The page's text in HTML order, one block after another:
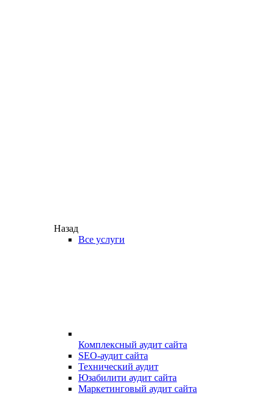
Назад
Все услуги
Комплексный аудит сайта
SEO-аудит сайта
Технический аудит
Юзабилити аудит сайта
Маркетинговый аудит сайта